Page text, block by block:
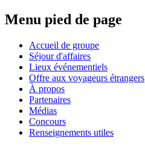
Menu pied de page
Accueil de groupe
Séjour d'affaires
Lieux événementiels
Offre aux voyageurs étrangers
À propos
Partenaires
Médias
Concours
Renseignements utiles